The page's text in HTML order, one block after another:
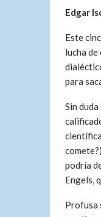
Edgar
Este
lucha
para
Sin
podría
Engels,
Profusa